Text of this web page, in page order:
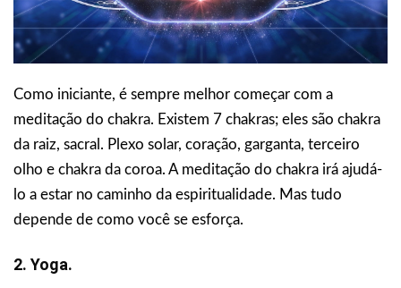
Como iniciante, é sempre melhor começar com a
meditação do chakra. Existem 7 chakras; eles são chakra
da raiz, sacral. Plexo solar, coração, garganta, terceiro
olho e chakra da coroa. A meditação do chakra irá ajudá-
lo a estar no caminho da espiritualidade. Mas tudo
depende de como você se esforça.
2. Yoga.